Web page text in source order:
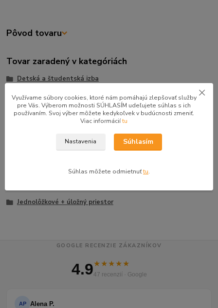
Pôvod tovaru
Tovar zaradený v kategóriách
Detská a študentská izba
Spálňa
Študentské izby
Jednolôžkové + úložný priestor
GOOGLE RECENZIE ZÁKAZNÍKOV
4.9★★★★★
47 recenzií · Google
AP Alena P.
Využívame súbory cookies, ktoré nám pomáhajú zlepšovať služby
pre Vás. Výberom možnosti SÚHLASÍM udeľujete súhlas s ich
používaním. Svoj výber môžete kedykoľvek v budúcnosti zmeniť.
Viac informáciítu
Nastavenia Súhlasím
Súhlas môžete odmietnuťtu.